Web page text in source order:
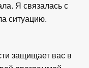
Я связалась с
ситуацию.
защищает вас в